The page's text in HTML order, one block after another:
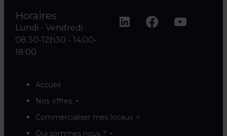
Horaires
Lundi - Vendredi
08:30-12h30 - 14:00-
18:00
Accueil
Nos offres
Commercialiser mes locaux
Qui sommes nous ?